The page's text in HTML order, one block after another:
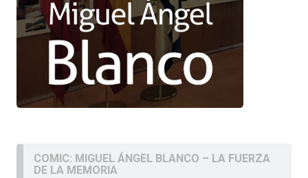
COMIC: MIGUEL ÁNGEL BLANCO – LA FUERZA
DE LA MEMORIA